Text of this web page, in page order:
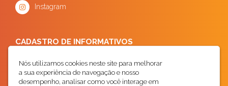
Instagram
CADASTRO DE INFORMATIVOS
Nós utilizamos cookies neste site para melhorar
a sua experiência de navegação e nosso
desempenho, analisar como você interage em